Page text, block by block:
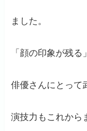
ました。
「顔の印象が残る
俳優さんにとって
演技力もこれから